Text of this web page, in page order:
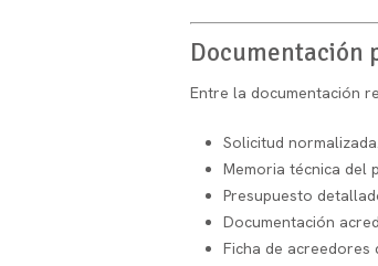
Documentación
Entre la documentación
Solicitud normalizada.
Memoria técnica del
Presupuesto
Documentación
Ficha de acreedores